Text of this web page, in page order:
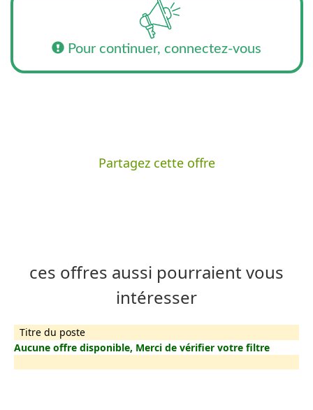
Pour continuer, connectez-vous
Partagez cette offre
ces offres aussi pourraient vous
intéresser
Titre du poste
Aucune offre disponible, Merci de vérifier votre filtre